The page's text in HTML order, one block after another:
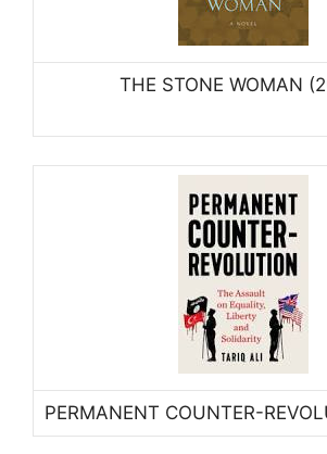
THE STONE WOMAN
PERMANENT COUNTER-